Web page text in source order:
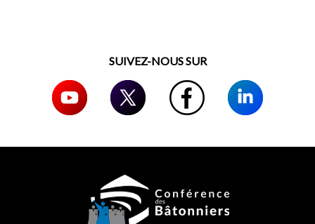
SUIVEZ-NOUS SUR